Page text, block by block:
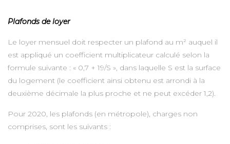
Plafonds de loyer
Le loyer mensuel doit respecter un plafond au m² auquel il
est appliqué un coefficient multiplicateur calculé selon la
formule suivante : « 0,7 + 19/S », dans laquelle S est la surface
du logement (le coefficient ainsi obtenu est arrondi à la
deuxième décimale la plus proche et ne peut excéder 1,2).
Pour 2020, les plafonds (en métropole), charges non
comprises, sont les suivants :